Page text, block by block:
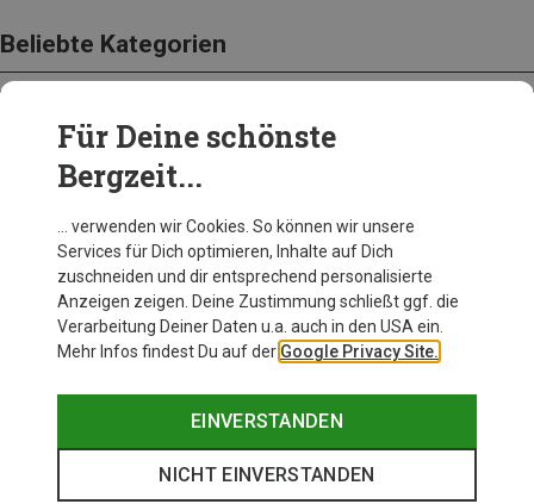
Beliebte Kategorien
BEKLEIDUNG
Für Deine schönste
Bergzeit...
… verwenden wir Cookies. So können wir unsere
Services für Dich optimieren, Inhalte auf Dich
zuschneiden und dir entsprechend personalisierte
Anzeigen zeigen. Deine Zustimmung schließt ggf. die
Verarbeitung Deiner Daten u.a. auch in den USA ein.
Mehr Infos findest Du auf der Google Privacy Site.
EINVERSTANDEN
NICHT EINVERSTANDEN